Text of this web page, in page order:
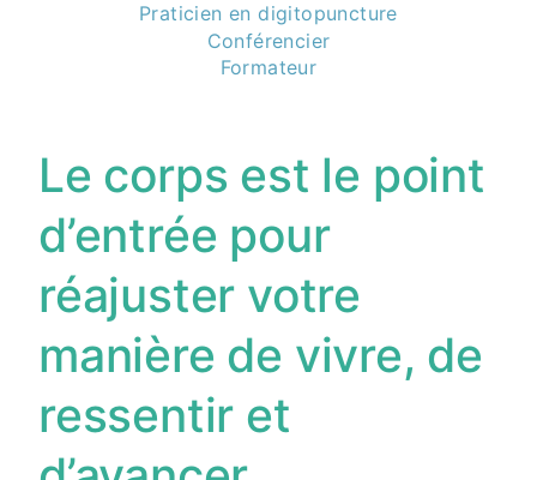
Praticien en digitopuncture
Conférencier
Formateur
Le corps est le point
d’entrée pour
réajuster votre
manière de vivre, de
ressentir et